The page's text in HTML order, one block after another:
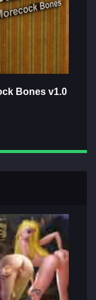
Bones v1.0